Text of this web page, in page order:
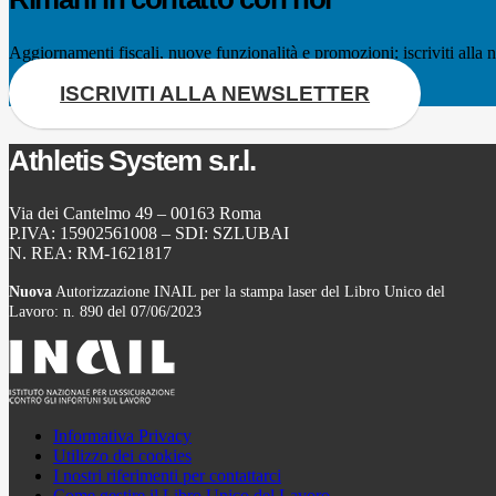
Aggiornamenti fiscali, nuove funzionalità e promozioni: iscriviti alla
ISCRIVITI ALLA NEWSLETTER
Athletis System s.r.l.
Via dei Cantelmo 49 – 00163 Roma
P.IVA: 15902561008 – SDI: SZLUBAI
N. REA: RM-1621817
Nuova Autorizzazione INAIL per la stampa laser del Libro Unico del
Lavoro: n. 890 del 07/06/2023
Informativa Privacy
Utilizzo dei cookies
I nostri riferimenti per contattarci